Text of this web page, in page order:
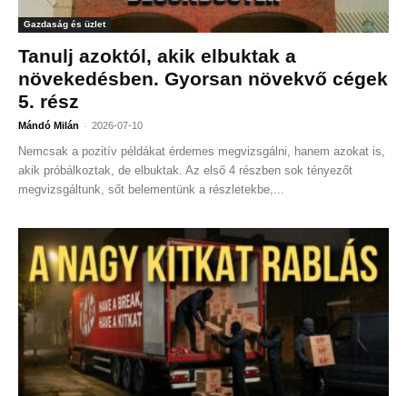
Gazdaság és üzlet
Tanulj azoktól, akik elbuktak a
növekedésben. Gyorsan növekvő cégek
5. rész
Mándó Milán - 2026-07-10
Nemcsak a pozitív példákat érdemes megvizsgálni, hanem azokat is,
akik próbálkoztak, de elbuktak. Az első 4 részben sok tényezőt
megvizsgáltunk, sőt belementünk a részletekbe,...